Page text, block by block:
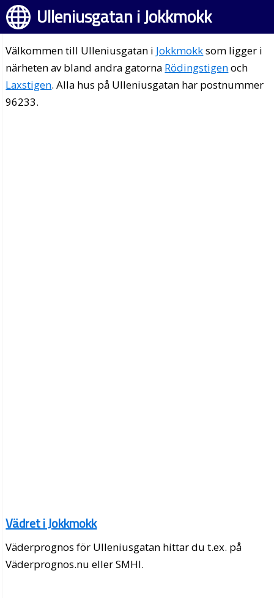
Ulleniusgatan i Jokkmokk
Välkommen till Ulleniusgatan i Jokkmokksom ligger i
närheten av bland andra gatorna Rödingstigenoch
Laxstigen. Alla hus på Ulleniusgatan har postnummer
96233.
Vädret i Jokkmokk
Väderprognos för Ulleniusgatan hittar du t.ex. på
Väderprognos.nu eller SMHI.